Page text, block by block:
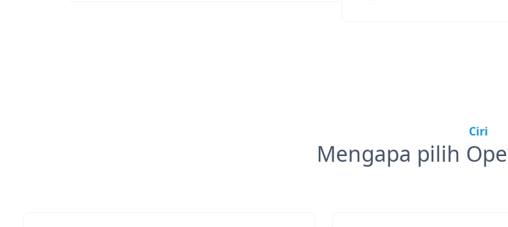
Ciri
Mengapa pilih